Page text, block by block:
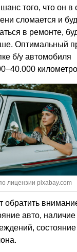
того, что он в
сломается и
в ремонте,
Оптимальный
б/у автомобиля
лицензии pixabay.com
обратить
авто, наличие
состояние